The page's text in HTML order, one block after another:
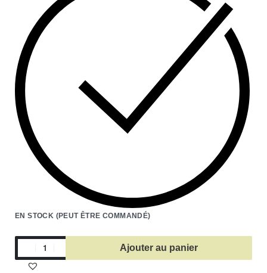
EN STOCK (PEUT ÊTRE COMMANDÉ)
Ajouter au panier